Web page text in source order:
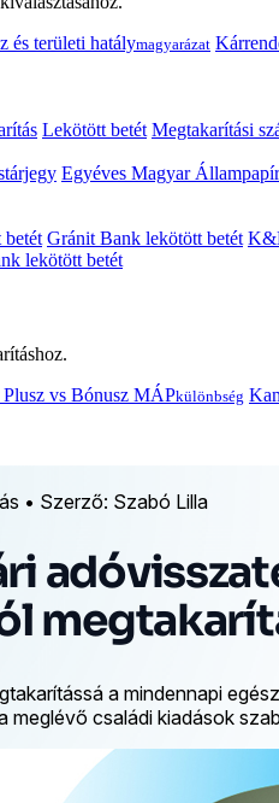
és területi hatálymagyarázat
Lekötött betét Megtakarítási
Egyéves Magyar Állampapír
betét Gránit Bank lekötött betét
lekötött betét
vs Bónusz MÁPkülönbség
• Szerző: Szabó Lilla
a mindennapi
meglévő családi kiadások